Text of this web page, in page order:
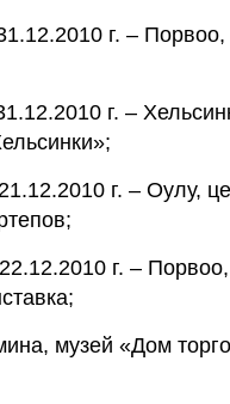
г. –
г. –
г. – Оулу,
г. –
музей «Дом